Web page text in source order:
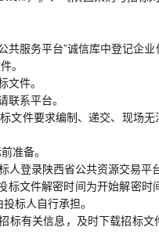
服务平台”诚信库中登记企
。
件。
系平台。
文件要求编制、递交、现场
准备。
人登录陕西省公共资源交易
文件解密时间为开始解密时
标人自行承担。
标有关信息，及时下载招标